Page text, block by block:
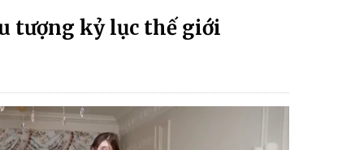
tượng kỷ lục thế giới